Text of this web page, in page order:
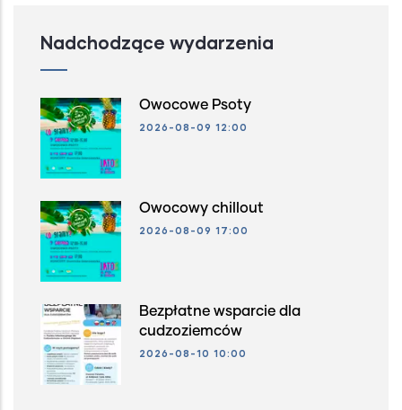
Nadchodzące wydarzenia
Owocowe Psoty
2026-08-09 12:00
Owocowy chillout
2026-08-09 17:00
Bezpłatne wsparcie dla
cudzoziemców
2026-08-10 10:00